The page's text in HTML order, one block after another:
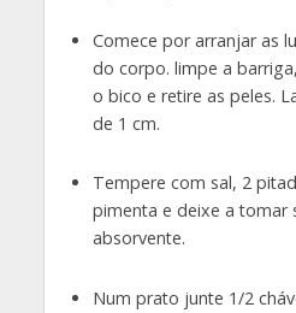
Comece por arranjar as
do corpo. limpe a
o bico e retire as peles.
de 1 cm.
Tempere com sal, 2
pimenta e deixe a tomar
absorvente.
Num prato junte 1/2